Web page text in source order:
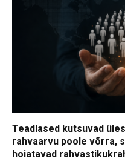
Teadlased kutsuvad
rahvaarvu poole võrra,
hoiatavad